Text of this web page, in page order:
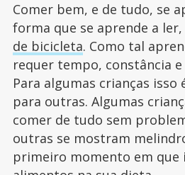
Comer bem, e de tudo, se
forma que se aprende a ler,
de bicicleta. Como tal
requer tempo, constância
Para algumas crianças isso
para outras. Algumas
comer de tudo sem
outras se mostram
primeiro momento em que